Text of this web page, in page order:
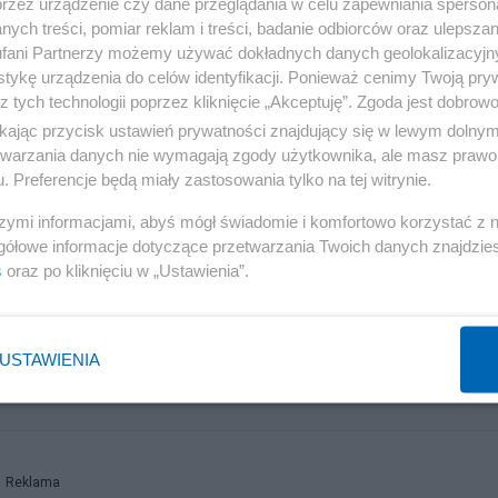
spotkanie przywódców.
konkretną datę i konkretną godzinę takiego
I z tej daty, i z tej wizyty również strona
o braku zainteresowania rzeczywistym
była zainteresowana realną dyskusją z polskim
Marcin Romanowski. Obrona złożyła nowy wniosek
Reklama
treści, pomiar reklam i treści, badanie odbiorców oraz
Partnerzy możemy używać dokładnych danych
urządzenia do celów identyfikacji. Ponieważ cenimy Twoją
tych technologii poprzez kliknięcie „Akceptuję”. Zgoda jest
przycisk ustawień prywatności znajdujący się w lewym
danych nie wymagają zgody użytkownika, ale masz
Preferencje będą miały zastosowania tylko na tej witrynie.
informacjami, abyś mógł świadomie i komfortowo korzystać z
informacje dotyczące przetwarzania Twoich danych
oraz po kliknięciu w „Ustawienia”.
USTAWIENIA